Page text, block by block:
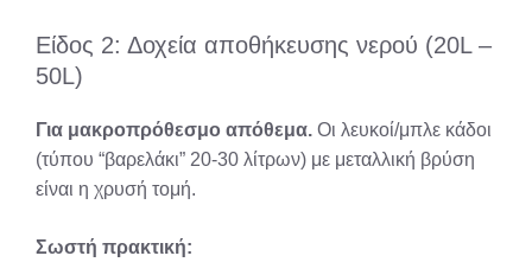
Είδος 2: Δοχεία αποθήκευσης νερού (20L –
50L)
Για μακροπρόθεσμο απόθεμα. Οι λευκοί/μπλε κάδοι
(τύπου “βαρελάκι” 20-30 λίτρων) με μεταλλική βρύση
είναι η χρυσή τομή.
Σωστή πρακτική: